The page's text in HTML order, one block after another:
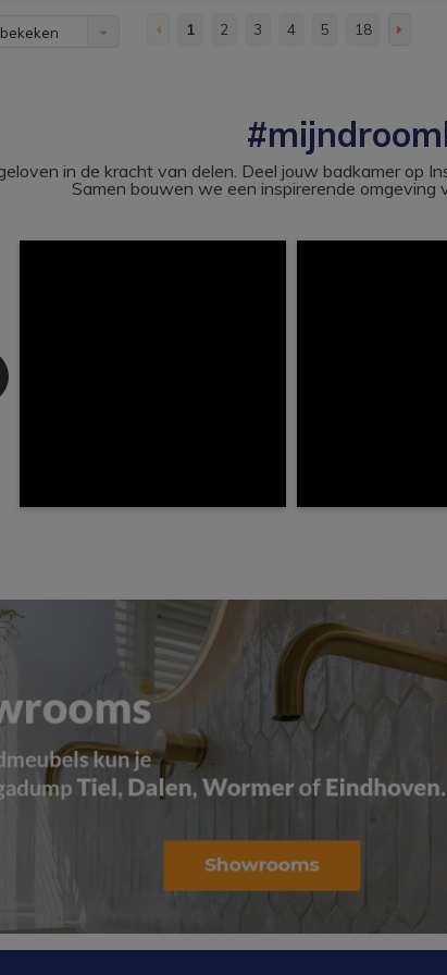
1 2 3 4 5 18
in de kracht van delen. Deel jouw badkamer op
Samen bouwen we een inspirerende omgeving